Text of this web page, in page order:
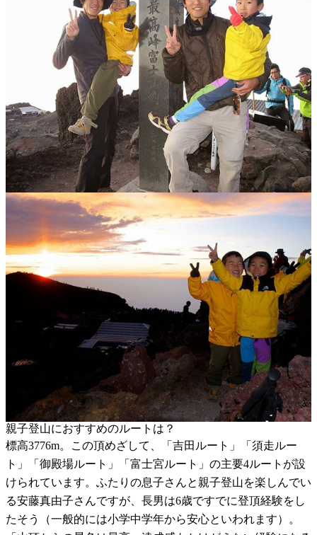
親子登山におすすめのルートは？
標高3776m。この頂めざして、「吉田ルート」「須走ルー
ト」「御殿場ルート」「富士宮ルート」の主要4ルートが設
けられています。ふたりの息子さんと親子登山を楽しんでい
る安藤真由子さんですが、長男は6歳ですでに登頂経験をし
たそう（一般的には小学中学年から安心といわれます）。